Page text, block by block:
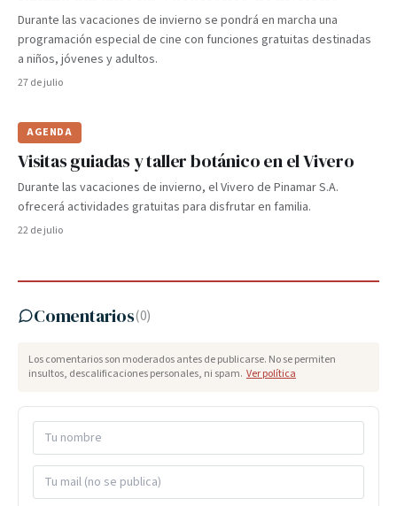
Durante las vacaciones de invierno se pondrá en marcha una
programación especial de cine con funciones gratuitas destinadas
a niños, jóvenes y adultos.
27 de julio
AGENDA
Visitas guiadas y taller botánico en el Vivero
Durante las vacaciones de invierno, el Vivero de Pinamar S.A.
ofrecerá actividades gratuitas para disfrutar en familia.
22 de julio
Comentarios(0)
Los comentarios son moderados antes de publicarse. No se permiten
insultos, descalificaciones personales, ni spam. Ver política